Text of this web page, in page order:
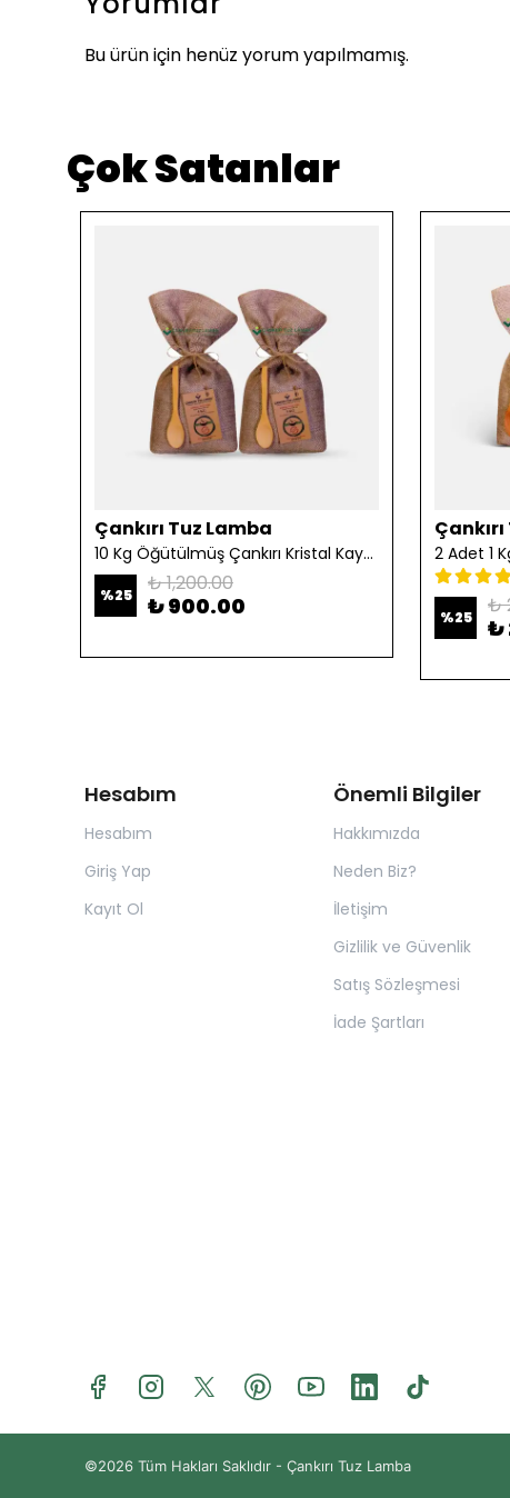
Bu ürün için henüz yorum yapılmamış.
Çok Satanlar
Çankırı Tuz Lamba
10 Kg Öğütülmüş Çankırı Kristal Kaya Tuzu
%25 ₺ 1,200.00
₺ 900.00 %25 ₺
₺
Hesabım
Hesabım
Giriş Yap
Kayıt Ol
Önemli Bilgiler
Hakkımızda
Neden Biz?
İletişim
Gizlilik ve Güvenlik
Satış Sözleşmesi
İade Şartları
©2026 Tüm Hakları Saklıdır - Çankırı Tuz Lamba